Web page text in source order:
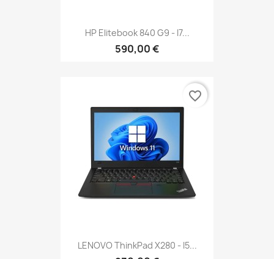
HP Elitebook 840 G9 - I7...
590,00 €
LENOVO ThinkPad X280 - I5...
favorite_border